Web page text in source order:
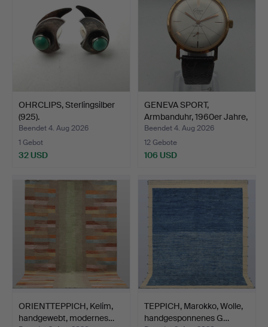
OHRCLIPS, Sterlingsilber
(925).
Beendet 4. Aug 2026
1 Gebot
32 USD
GENEVA SPORT,
Armbanduhr, 1960er Jahre,
Ha…
Beendet 4. Aug 2026
12 Gebote
106 USD
ORIENTTEPPICH, Kelim,
handgewebt, modernes…
TEPPICH, Marokko, Wolle,
handgesponnenes G…